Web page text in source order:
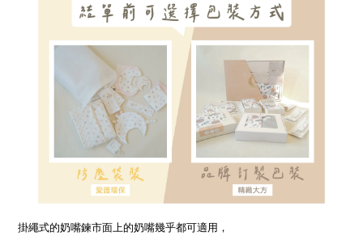
掛繩式的奶嘴鍊市面上的奶嘴幾乎都可適用，